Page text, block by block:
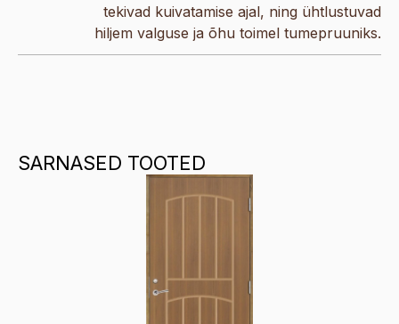
tekivad kuivatamise ajal, ning ühtlustuvad
hiljem valguse ja õhu toimel tumepruuniks.
SARNASED TOOTED